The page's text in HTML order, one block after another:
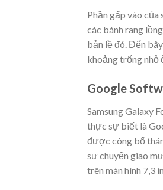
Phần gấp vào của
các bánh rang
bản lề đó. Đến
khoảng trống nhỏ
Google
Samsung Galaxy
thực sự biết là
được công bố
sự chuyển giao
trên màn hình 7,3